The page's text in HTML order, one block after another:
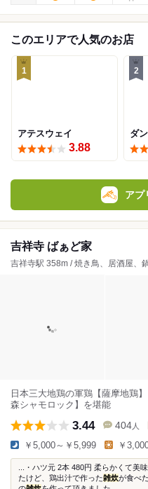
このエリアで人気のお店
1
アテスウェイ
3.88
2
ダ
アプ
吉祥寺 ばぁど家
吉祥寺駅 358m / 焼き鳥、居酒屋、
日本三大地鶏の軍鶏【薩摩地鶏
森シャモロック】を堪能
3.44 404 人
￥5,000～￥5,999 ￥
...・ハツ元 2本 480円 柔らかくて美
たけど、鶏出汁で作った雑炊が食べ